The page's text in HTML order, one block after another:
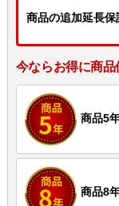
商品の追加延長保
今ならお得に商品
商品5
商品8